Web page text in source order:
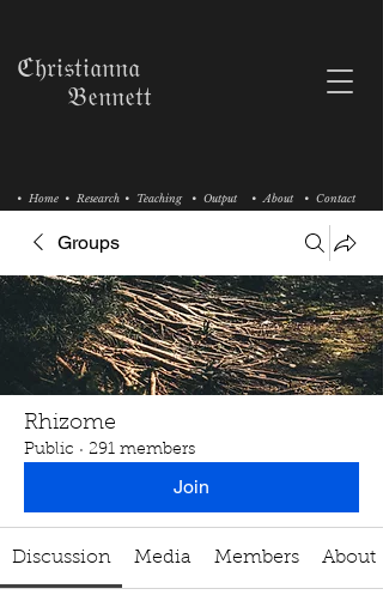
• Research • Teaching
• Home • Output • About • Contact
ℭ𝔥𝔯𝔦𝔰𝔱𝔦𝔞𝔫𝔫𝔞
𝔅𝔢𝔫𝔫𝔢𝔱𝔱
Groups
Rhizome
Public · 291 members
Join
Discussion Media Members About